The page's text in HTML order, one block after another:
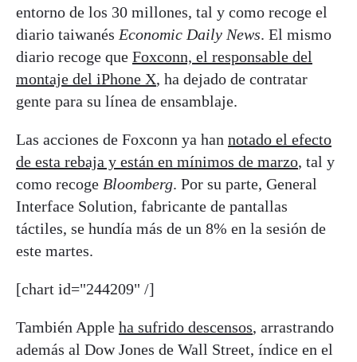
entorno de los 30 millones, tal y como recoge el
diario taiwanés Economic Daily News. El mismo
diario recoge que Foxconn, el responsable del
montaje del iPhone X, ha dejado de contratar
gente para su línea de ensamblaje.
Las acciones de Foxconn ya han notado el efecto
de esta rebaja y están en mínimos de marzo, tal y
como recoge Bloomberg. Por su parte, General
Interface Solution, fabricante de pantallas
táctiles, se hundía más de un 8% en la sesión de
este martes.
[chart id="244209" /]
También Apple ha sufrido descensos, arrastrando
además al Dow Jones de Wall Street, índice en el